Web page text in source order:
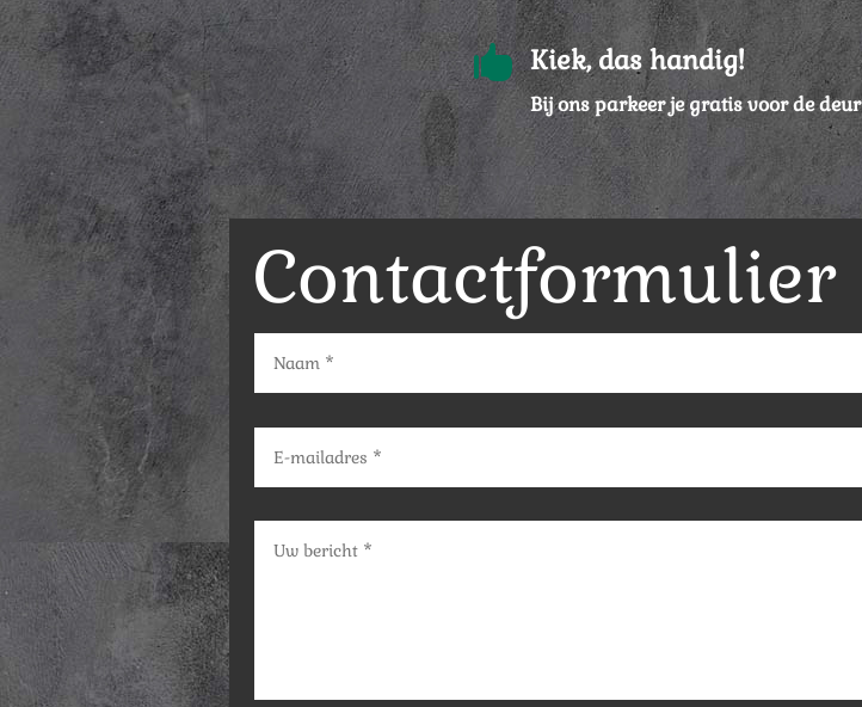
 Kiek, das handig!
Bij ons parkeer je gratis voor de deur
Contactformulier